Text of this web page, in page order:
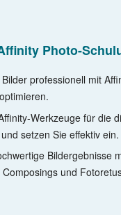
Photo-
professionell mit
Werkzeuge für die
setzen Sie effektiv ein.
Bildergebnisse
und